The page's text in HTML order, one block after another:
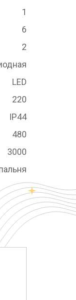
1
6
2
LED
220
IP44
480
3000